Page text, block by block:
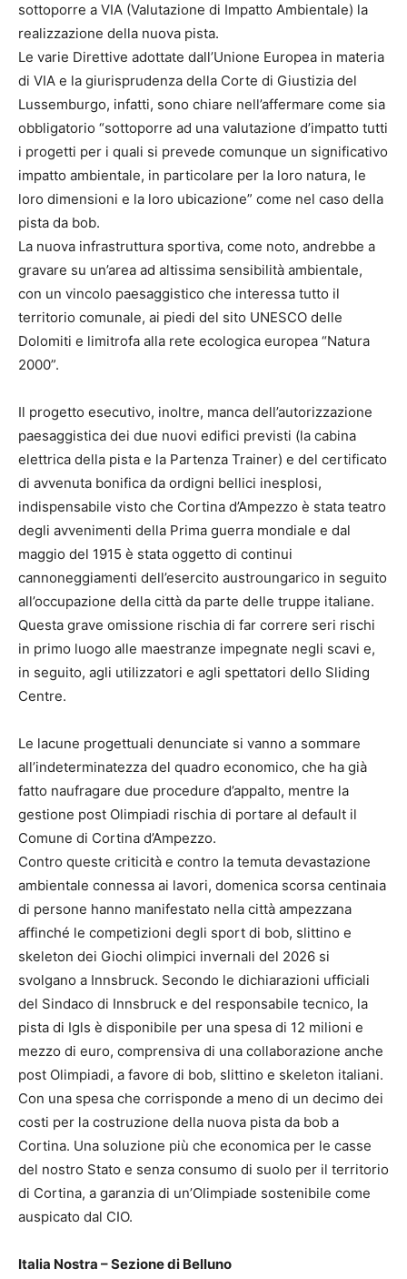
sottoporre a VIA (Valutazione di Impatto Ambientale) la
realizzazione della nuova pista.
Le varie Direttive adottate dall’Unione Europea in materia
di VIA e la giurisprudenza della Corte di Giustizia del
Lussemburgo, infatti, sono chiare nell’affermare come sia
obbligatorio “sottoporre ad una valutazione d’impatto tutti
i progetti per i quali si prevede comunque un significativo
impatto ambientale, in particolare per la loro natura, le
loro dimensioni e la loro ubicazione” come nel caso della
pista da bob.
La nuova infrastruttura sportiva, come noto, andrebbe a
gravare su un’area ad altissima sensibilità ambientale,
con un vincolo paesaggistico che interessa tutto il
territorio comunale, ai piedi del sito UNESCO delle
Dolomiti e limitrofa alla rete ecologica europea “Natura
2000”.
Il progetto esecutivo, inoltre, manca dell’autorizzazione
paesaggistica dei due nuovi edifici previsti (la cabina
elettrica della pista e la Partenza Trainer) e del certificato
di avvenuta bonifica da ordigni bellici inesplosi,
indispensabile visto che Cortina d’Ampezzo è stata teatro
degli avvenimenti della Prima guerra mondiale e dal
maggio del 1915 è stata oggetto di continui
cannoneggiamenti dell’esercito austroungarico in seguito
all’occupazione della città da parte delle truppe italiane.
Questa grave omissione rischia di far correre seri rischi
in primo luogo alle maestranze impegnate negli scavi e,
in seguito, agli utilizzatori e agli spettatori dello Sliding
Centre.
Le lacune progettuali denunciate si vanno a sommare
all’indeterminatezza del quadro economico, che ha già
fatto naufragare due procedure d’appalto, mentre la
gestione post Olimpiadi rischia di portare al default il
Comune di Cortina d’Ampezzo.
Contro queste criticità e contro la temuta devastazione
ambientale connessa ai lavori, domenica scorsa centinaia
di persone hanno manifestato nella città ampezzana
affinché le competizioni degli sport di bob, slittino e
skeleton dei Giochi olimpici invernali del 2026 si
svolgano a Innsbruck. Secondo le dichiarazioni ufficiali
del Sindaco di Innsbruck e del responsabile tecnico, la
pista di Igls è disponibile per una spesa di 12 milioni e
mezzo di euro, comprensiva di una collaborazione anche
post Olimpiadi, a favore di bob, slittino e skeleton italiani.
Con una spesa che corrisponde a meno di un decimo dei
costi per la costruzione della nuova pista da bob a
Cortina. Una soluzione più che economica per le casse
del nostro Stato e senza consumo di suolo per il territorio
di Cortina, a garanzia di un’Olimpiade sostenibile come
auspicato dal CIO.
Italia Nostra – Sezione di Belluno